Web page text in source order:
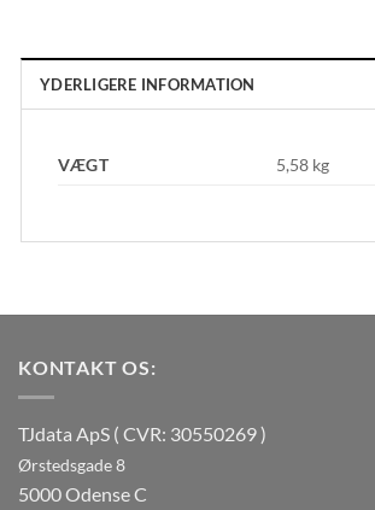
YDERLIGERE INFORMATION
VÆGT 5,58 kg
KONTAKT OS:
TJdata ApS ( CVR: 30550269 )
Ørstedsgade 8
5000 Odense C